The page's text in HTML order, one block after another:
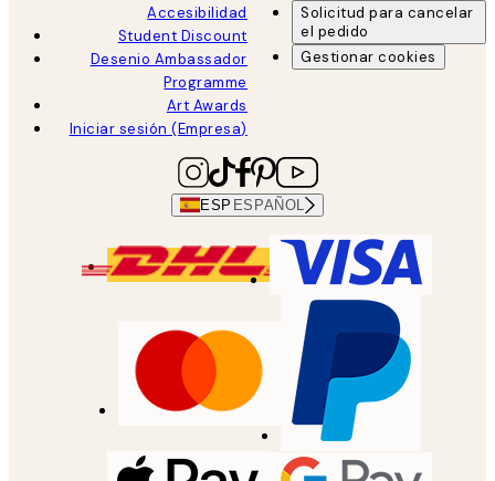
Accesibilidad
Student Discount
Desenio Ambassador
Programme
Art Awards
Iniciar sesión (Empresa)
Solicitud para cancelar
el pedido
Gestionar cookies
ESP ESPAÑOL